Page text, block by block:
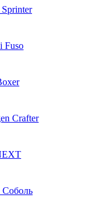
Fuso
Crafter